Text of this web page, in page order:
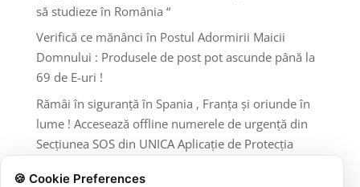
să studieze în România “
Verifică ce mănânci în Postul Adormirii Maicii
Domnului : Produsele de post pot ascunde până la
69 de E-uri !
Rămâi în siguranță în Spania , Franța și oriunde în
lume ! Accesează offline numerele de urgență din
Secțiunea SOS din UNICA Aplicație de Protecția
🍪 Cookie Preferences